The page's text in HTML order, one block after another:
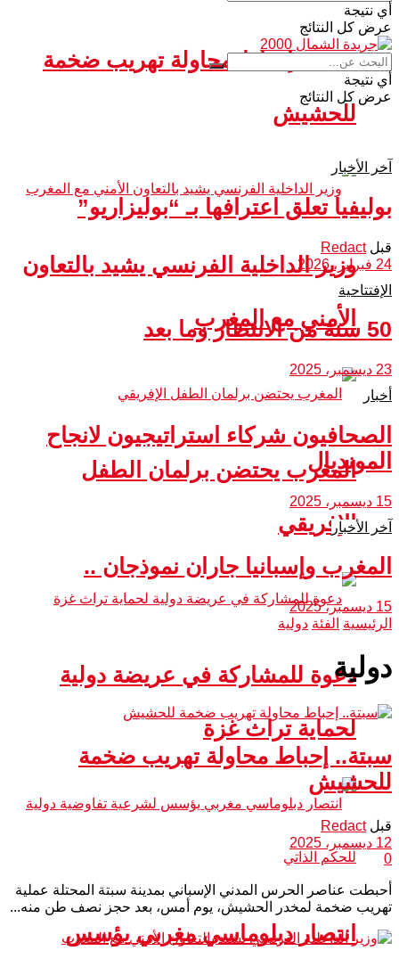
سبتة.. إحباط محاولة تهريب ضخمة
للحشيش
وزير الداخلية الفرنسي يشيد بالتعاون
الأمني مع المغرب
المغرب يحتضن برلمان الطفل
الإفريقي
دعوة للمشاركة في عريضة دولية
لحماية تراث غزة
انتصار دبلوماسي مغربي يؤسس
أي نتيجة
عرض كل النتائج
أي نتيجة
عرض كل النتائج
آخر الأخبار
بوليفيا تعلق اعترافها بـ “بوليزاريو”
قبل Redact
24 فبراير، 2026
الإفتتاحية
50 سنة من الانتظار وما بعد
23 ديسمبر، 2025
أخبار
الصحافيون شركاء استراتيجيون لانجاح
المونديال
15 ديسمبر، 2025
آخر الأخبار
المغرب وإسبانيا جاران نموذجان ..
15 ديسمبر، 2025
الرئيسية
الفئة دولية
دولية
سبتة.. إحباط محاولة تهريب ضخمة
للحشيش
قبل Redact
12 ديسمبر، 2025
0
أحبطت عناصر الحرس المدني الإسباني بمدينة سبتة المحتلة عملية
تهريب ضخمة لمخدر الحشيش، يوم أمس، بعد حجز نصف طن منه...